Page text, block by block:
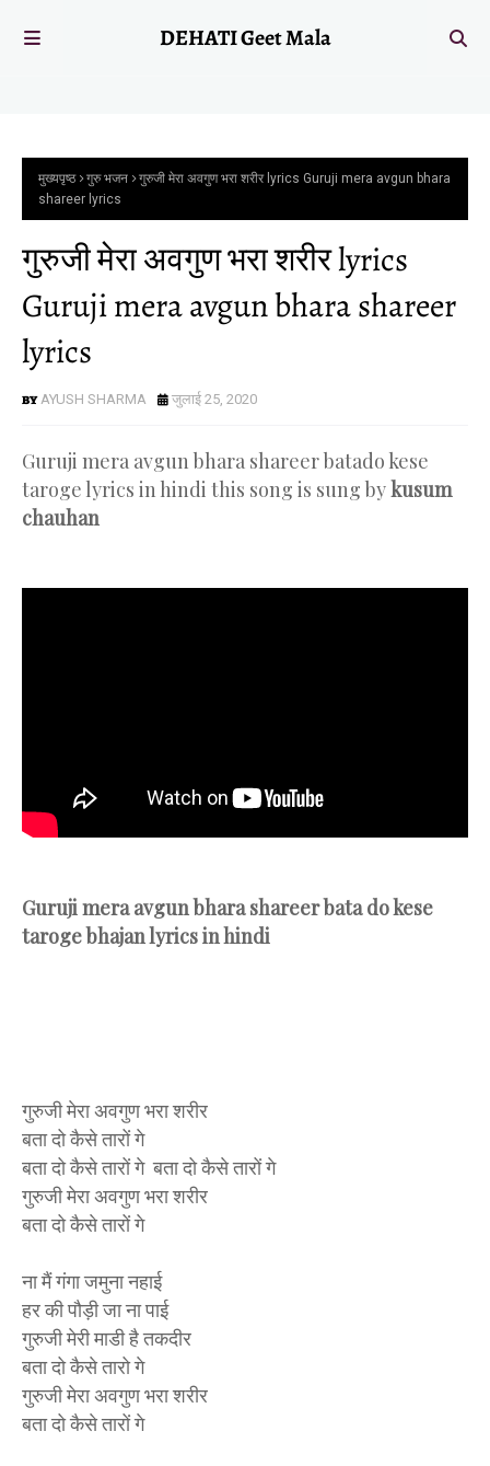
DEHATI Geet Mala
मुख्यपृष्ठ गुरु भजन
गुरुजी मेरा अवगुण भरा शरीर lyrics Guruji mera avgun bhara
shareer lyrics
गुरुजी मेरा अवगुण भरा शरीर lyrics
Guruji mera avgun bhara shareer
lyrics
AYUSH SHARMA जुलाई 25, 2020
Guruji mera avgun bhara shareer batado kese
taroge lyrics in hindi this song is sung bykusum
chauhan
Guruji mera avgun bhara shareer bata do kese
taroge bhajan lyrics in hindi
गुरुजी मेरा अवगुण भरा शरीर
बता दो कैसे तारों गे
बता दो कैसे तारों गे बता दो कैसे तारों गे
गुरुजी मेरा अवगुण भरा शरीर
बता दो कैसे तारों गे
ना मैं गंगा जमुना नहाई
हर की पौड़ी जा ना पाई
गुरुजी मेरी माडी है तकदीर
बता दो कैसे तारो गे
गुरुजी मेरा अवगुण भरा शरीर
बता दो कैसे तारों गे